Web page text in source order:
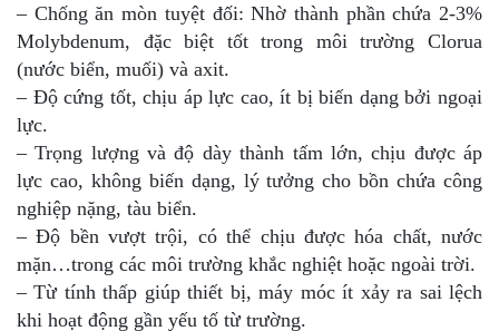
– Chống ăn mòn tuyệt đối: Nhờ thành phần chứa 2-3%
Molybdenum, đặc biệt tốt trong môi trường Clorua
(nước biển, muối) và axit.
– Độ cứng tốt, chịu áp lực cao, ít bị biến dạng bởi ngoại
lực.
– Trọng lượng và độ dày thành tấm lớn, chịu được áp
lực cao, không biến dạng, lý tưởng cho bồn chứa công
nghiệp nặng, tàu biển.
– Độ bền vượt trội, có thể chịu được hóa chất, nước
mặn…trong các môi trường khắc nghiệt hoặc ngoài trời.
– Từ tính thấp giúp thiết bị, máy móc ít xảy ra sai lệch
khi hoạt động gần yếu tố từ trường.